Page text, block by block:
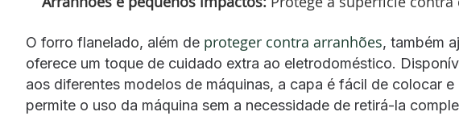
O forro flanelado, além de proteger contra arranhões, também
oferece um toque de cuidado extra ao eletrodoméstico.
aos diferentes modelos de máquinas, a capa é fácil de colocar
permite o uso da máquina sem a necessidade de retirá-la